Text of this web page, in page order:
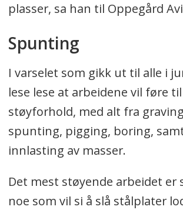
plasser, sa han til Oppegård
Spunting
I varselet som gikk ut til alle i
lese lese at arbeidene vil føre
støyforhold, med alt fra
spunting, pigging, boring,
innlasting av masser.
Det mest støyende arbeidet er
noe som vil si å slå stålplater